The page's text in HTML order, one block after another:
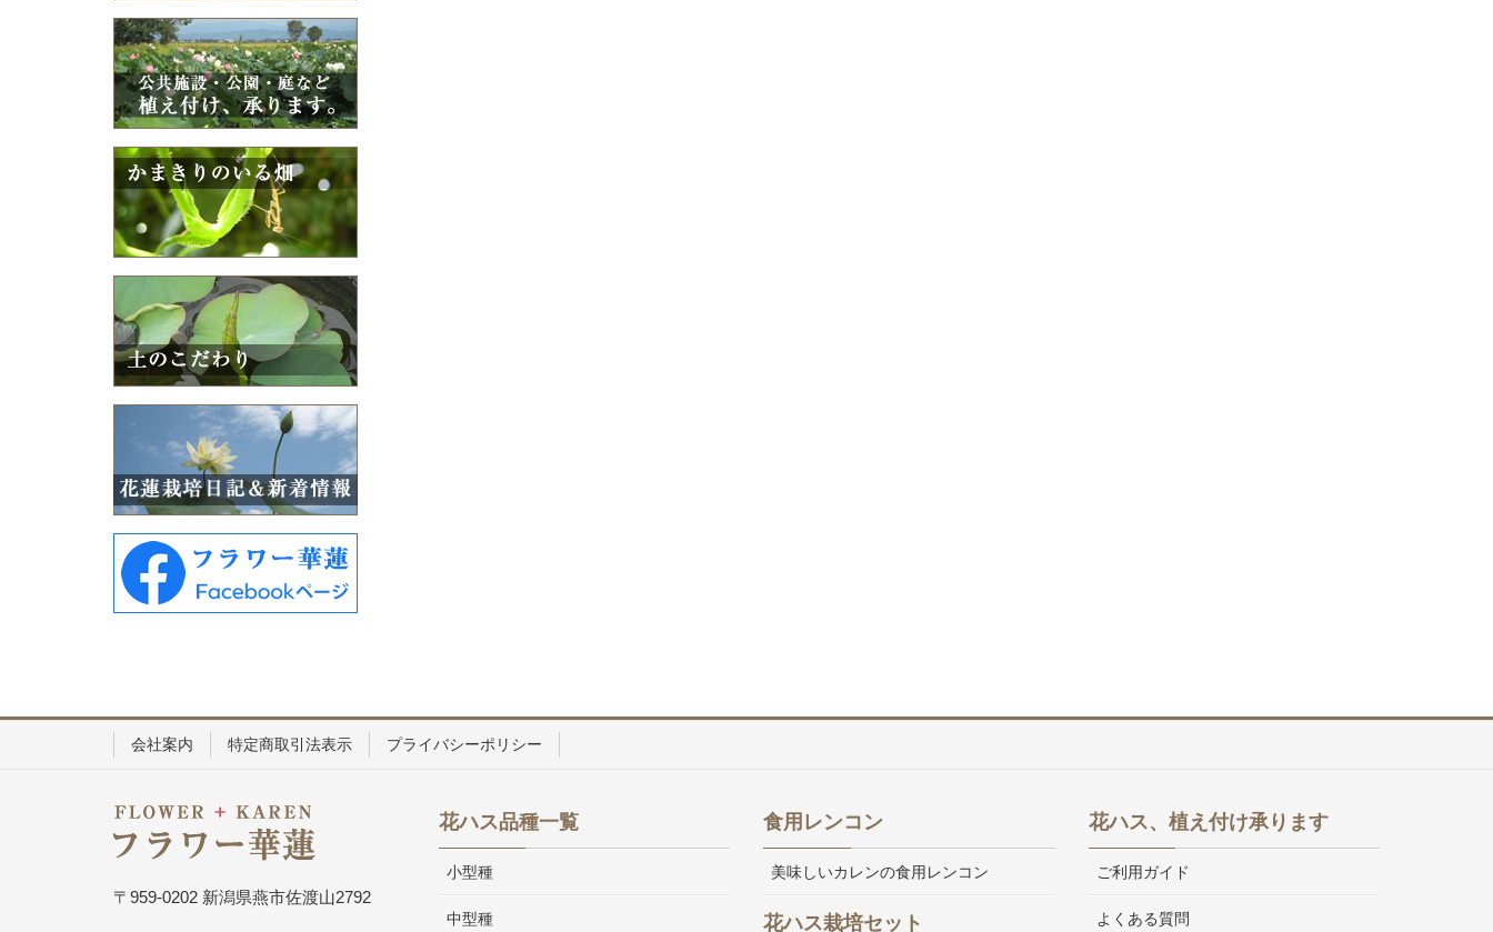
会社案内 特定商取引法表示 プライバシーポリシー
〒959-0202 新潟県燕市佐渡山2792
花ハス品種一覧
小型種
中型種
食用レンコン
美味しいカレンの食用レンコン
花ハス栽培セット
花ハス、植え付け承ります
ご利用ガイド
よくある質問